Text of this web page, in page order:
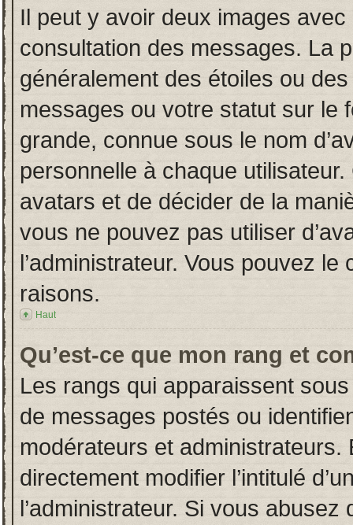
Il peut y avoir deux images
consultation des messages. La
généralement des étoiles ou
messages ou votre statut sur le
grande, connue sous le nom
personnelle à chaque utilisateur.
avatars et de décider de la
vous ne pouvez pas utiliser
l’administrateur. Vous pouvez
raisons.
Haut
Qu’est-ce que mon rang et
Les rangs qui apparaissent
de messages postés ou
modérateurs et
directement modifier l’intitulé
l’administrateur. Si vous